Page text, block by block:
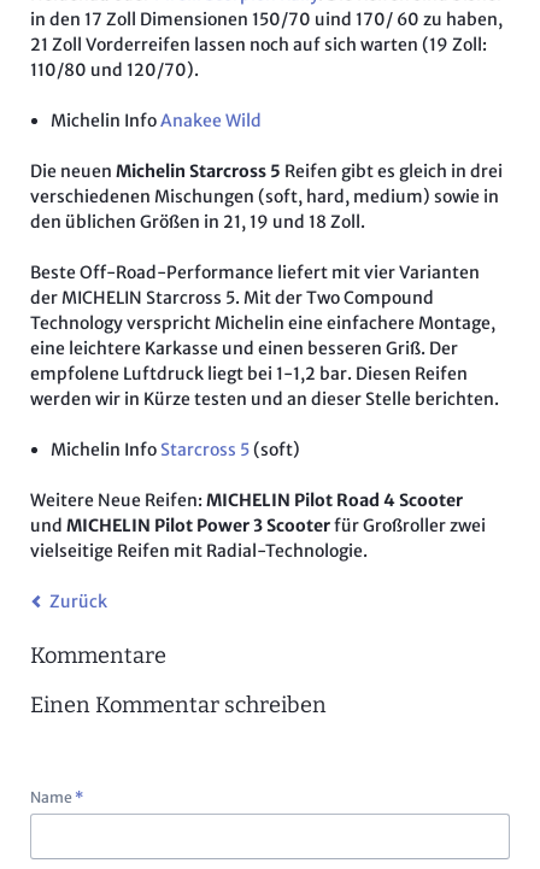
in den 17 Zoll Dimensionen 150/70 uind 170/ 60 zu haben,
21 Zoll Vorderreifen lassen noch auf sich warten (19 Zoll:
110/80 und 120/70).
Michelin InfoAnakee Wild
Die neuen Michelin Starcross 5 Reifen gibt es gleich in drei
verschiedenen Mischungen (soft, hard, medium) sowie in
den üblichen Größen in 21, 19 und 18 Zoll.
Beste Off-Road-Performance liefert mit vier Varianten
der MICHELIN Starcross 5. Mit der Two Compound
Technology verspricht Michelin eine einfachere Montage,
eine leichtere Karkasse und einen besseren Griß. Der
empfolene Luftdruck liegt bei 1-1,2 bar. Diesen Reifen
werden wir in Kürze testen und an dieser Stelle berichten.
Michelin Info Starcross 5(soft)
Weitere Neue Reifen: MICHELIN Pilot Road 4 Scooter
und MICHELIN Pilot Power 3 Scooterfür Großroller zwei
vielseitige Reifen mit Radial-Technologie.
Zurück
Kommentare
Einen Kommentar schreiben
Pflichtfeld
Name *